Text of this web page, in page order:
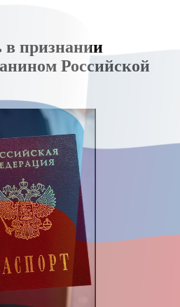
признании
Российской